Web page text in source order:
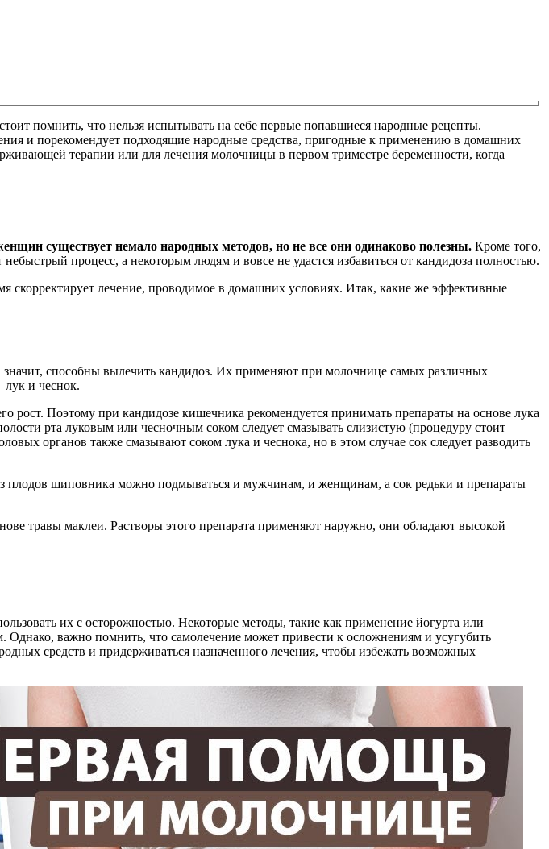
помнить, что нельзя испытывать на себе первые попавшиеся народные рецепты.
и порекомендует подходящие народные средства, пригодные к применению в домашних
терапии или для лечения молочницы в первом триместре беременности, когда
существует немало народных методов, но не все они одинаково полезны. Кроме того,
процесс, а некоторым людям и вовсе не удастся избавиться от кандидоза полностью.
лечение, проводимое в домашних условиях. Итак, какие же эффективные
способны вылечить кандидоз. Их применяют при молочнице самых различных
и чеснок.
Поэтому при кандидозе кишечника рекомендуется принимать препараты на основе лука
рта луковым или чесночным соком следует смазывать слизистую (процедуру стоит
органов также смазывают соком лука и чеснока, но в этом случае сок следует разводить
плодов шиповника можно подмываться и мужчинам, и женщинам, а сок редьки и препараты
травы маклеи. Растворы этого препарата применяют наружно, они обладают высокой
их с осторожностью. Некоторые методы, такие как применение йогурта или
важно помнить, что самолечение может привести к осложнениям и усугубить
средств и придерживаться назначенного лечения, чтобы избежать возможных